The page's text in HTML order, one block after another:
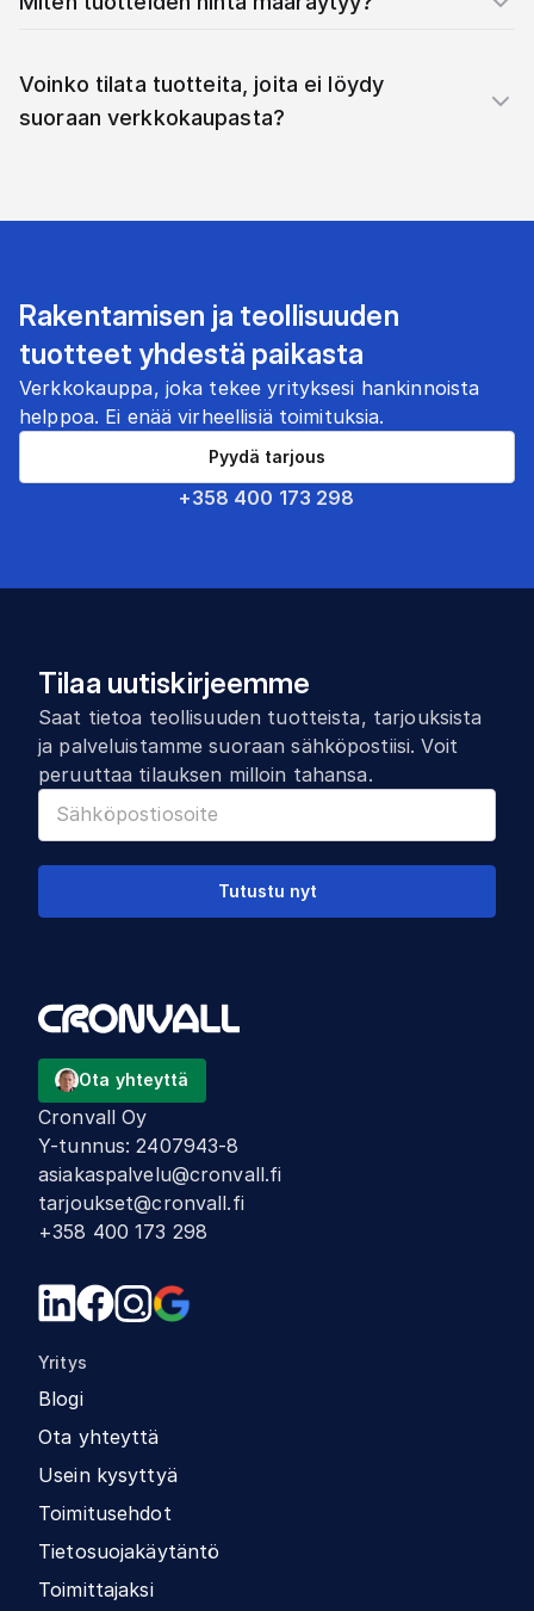
Voinko tilata tuotteita, joita ei löydy
suoraan verkkokaupasta?
Rakentamisen ja teollisuuden
tuotteet yhdestä paikasta
Verkkokauppa, joka tekee yrityksesi hankinnoista
helppoa. Ei enää virheellisiä toimituksia.
+358 400 173 298
Pyydä tarjous
Tilaa uutiskirjeemme
Saat tietoa teollisuuden tuotteista, tarjouksista
ja palveluistamme suoraan sähköpostiisi. Voit
peruuttaa tilauksen milloin tahansa.
Tutustu nyt
Ota yhteyttä
Cronvall Oy
Y-tunnus:2407943-8
asiakaspalvelu@cronvall.fi
tarjoukset@cronvall.fi
+358 400 173 298
Yritys
Blogi
Ota yhteyttä
Usein kysyttyä
Toimitusehdot
Tietosuojakäytäntö
Toimittajaksi